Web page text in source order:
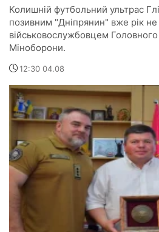
Колишній футбольний ультрас
позивним "Дніпрянин" вже рік не
військовослужбовцем Головного
Міноборони.
12:30 04.08